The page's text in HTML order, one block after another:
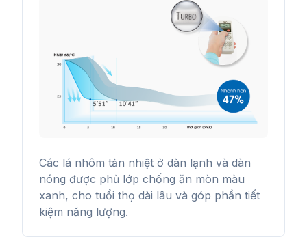
Các lá nhôm tản nhiệt ở dàn lạnh và dàn
nóng được phủ lớp chống ăn mòn màu
xanh, cho tuổi thọ dài lâu và góp phần tiết
kiệm năng lượng.